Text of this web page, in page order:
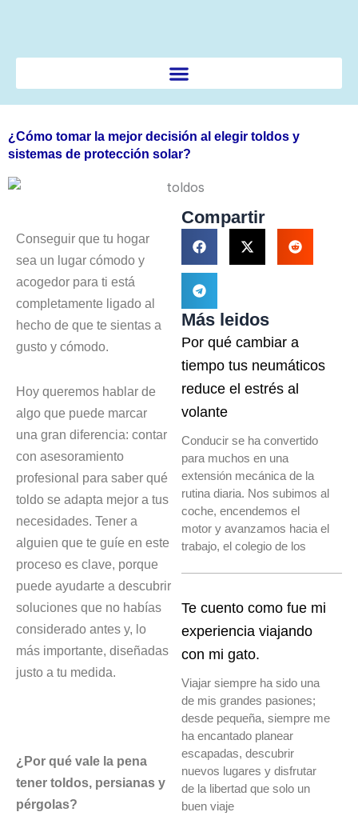
¿Cómo tomar la mejor decisión al elegir toldos y
sistemas de protección solar?
Conseguir que tu hogar
sea un lugar cómodo y
acogedor para ti está
completamente ligado al
hecho de que te sientas a
gusto y cómodo.
Hoy queremos hablar de
algo que puede marcar
una gran diferencia: contar
con asesoramiento
profesional para saber qué
toldo se adapta mejor a tus
necesidades. Tener a
alguien que te guíe en este
proceso es clave, porque
puede ayudarte a descubrir
soluciones que no habías
considerado antes y, lo
más importante, diseñadas
justo a tu medida.
¿Por qué vale la pena
tener toldos, persianas y
pérgolas?
Compartir
Más leidos
Por qué cambiar a
tiempo tus neumáticos
reduce el estrés al
volante
Conducir se ha convertido
para muchos en una
extensión mecánica de la
rutina diaria. Nos subimos al
coche, encendemos el
motor y avanzamos hacia el
trabajo, el colegio de los
Te cuento como fue mi
experiencia viajando
con mi gato.
Viajar siempre ha sido una
de mis grandes pasiones;
desde pequeña, siempre me
ha encantado planear
escapadas, descubrir
nuevos lugares y disfrutar
de la libertad que solo un
buen viaje